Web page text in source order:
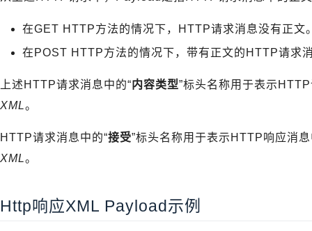
在GET HTTP方法的情况下，HTTP请求消息没有正文
在POST HTTP方法的情况下，带有正文的HTTP请求
上述HTTP请求消息中的“内容类型”标头名称用于表示
XML。
HTTP请求消息中的“接受”标头名称用于表示HTTP响应消
XML。
Http响应XML Payload示例